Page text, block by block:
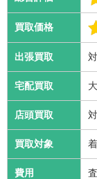
買取価格
出張買取
宅配買取
店頭買取
買取対象
費用